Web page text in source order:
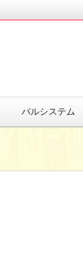
パルシステム